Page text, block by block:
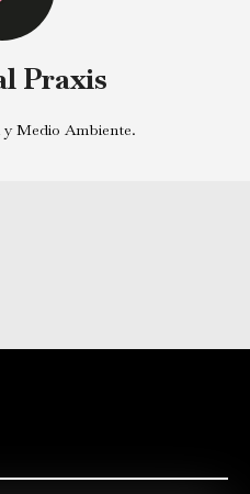
Praxis
Medio Ambiente.